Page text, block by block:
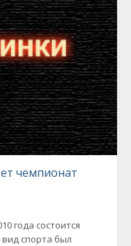
чемпионат
года состоится
спорта был